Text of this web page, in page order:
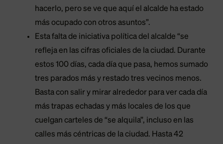
hacerlo, pero se ve que aquí el alcalde ha estado
más ocupado con otros asuntos”.
Esta falta de iniciativa política del alcalde “se
refleja en las cifras oficiales de la ciudad. Durante
estos 100 días, cada día que pasa, hemos sumado
tres parados más y restado tres vecinos menos.
Basta con salir y mirar alrededor para ver cada día
más trapas echadas y más locales de los que
cuelgan carteles de “se alquila”, incluso en las
calles más céntricas de la ciudad. Hasta 42